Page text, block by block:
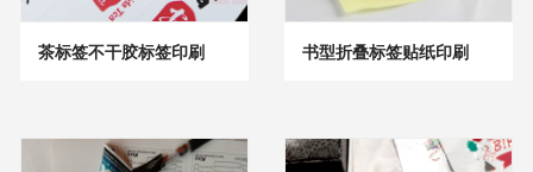
茶标签不干胶标签印刷 书型折叠标签贴纸印刷